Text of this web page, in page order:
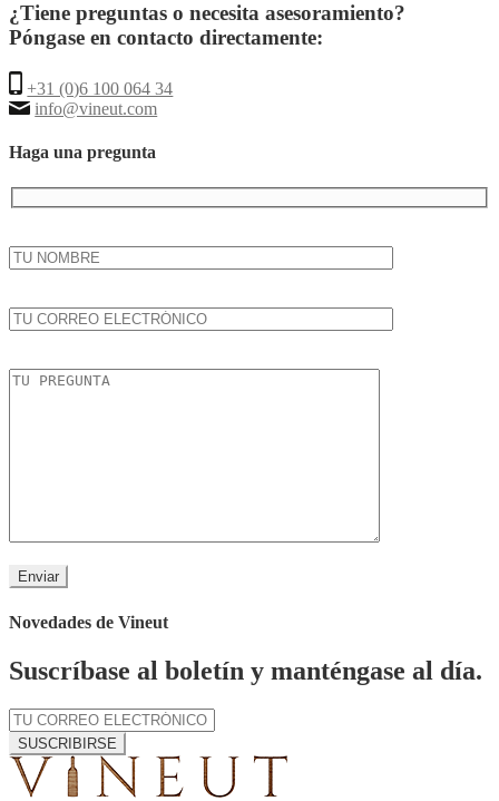
¿Tiene preguntas o necesita asesoramiento?
Póngase en contacto directamente:
+31 (0)6 100 064 34
info@vineut.com
Haga una pregunta
Novedades de Vineut
Suscríbase al boletín y manténgase al día.
SUSCRIBIRSE